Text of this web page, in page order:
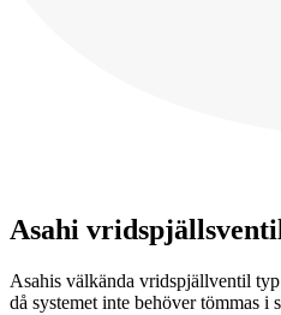
Asahi
Asahis välkända vridspjällventil
då systemet inte behöver tömmas